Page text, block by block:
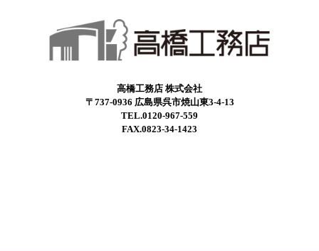
高橋工務店 株式会社
〒737-0936 広島県呉市焼山東3-4-13
TEL.0120-967-559
FAX.0823-34-1423